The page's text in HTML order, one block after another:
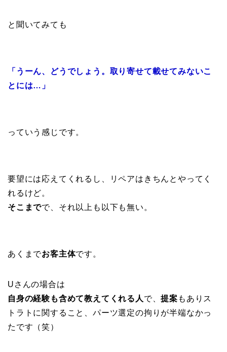
と聞いてみても
「うーん、どうでしょう。取り寄せて載せてみないこ
とには…」
っていう感じです。
要望には応えてくれるし、リペアはきちんとやってく
れるけど。
そこまでで、それ以上も以下も無い。
あくまでお客主体です。
Uさんの場合は
自身の経験も含めて教えてくれる人 で、提案 もありス
トラトに関すること、パーツ選定の拘りが半端なかっ
たです（笑）